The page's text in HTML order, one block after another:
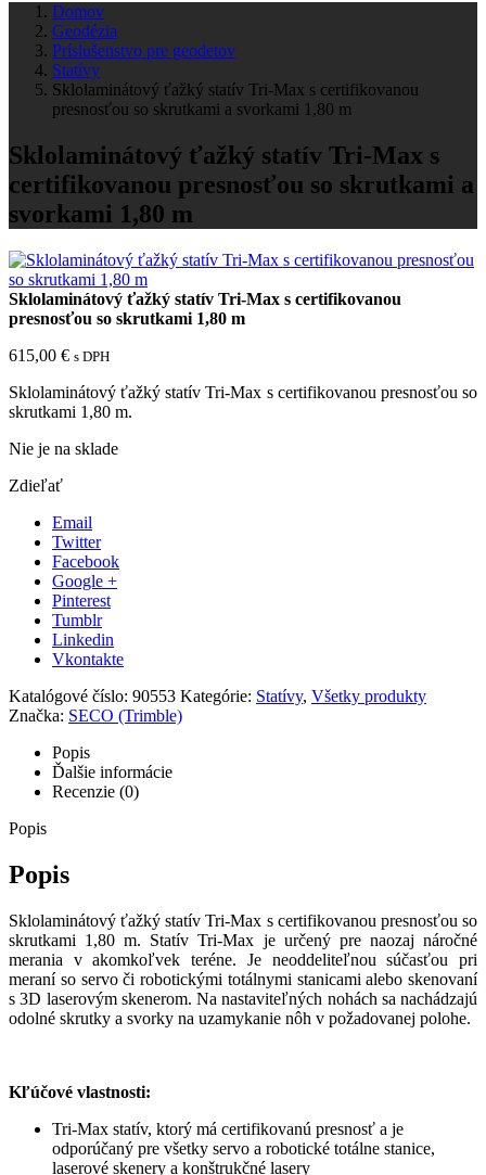
Domov
Geodézia
Príslušenstvo pre geodetov
Statívy
Sklolaminátový ťažký statív Tri-Max s certifikovanou
presnosťou so skrutkami a svorkami 1,80 m
Sklolaminátový ťažký statív Tri-Max s
certifikovanou presnosťou so skrutkami a
svorkami 1,80 m
Sklolaminátový ťažký statív Tri-Max s certifikovanou
presnosťou so skrutkami 1,80 m
615,00 € s DPH
Sklolaminátový ťažký statív Tri-Max s certifikovanou presnosťou so
skrutkami 1,80 m.
Nie je na sklade
Zdieľať
Email
Twitter
Facebook
Google +
Pinterest
Tumblr
Linkedin
Vkontakte
Katalógové číslo: 90553 Kategórie: Statívy, Všetky produkty
Značka: SECO (Trimble)
Popis
Ďalšie informácie
Recenzie (0)
Popis
Popis
Sklolaminátový ťažký statív Tri-Max s certifikovanou presnosťou so
skrutkami 1,80 m. Statív Tri-Max je určený pre naozaj náročné
merania v akomkoľvek teréne. Je neoddeliteľnou súčasťou pri
meraní so servo či robotickými totálnymi stanicami alebo skenovaní
s 3D laserovým skenerom. Na nastaviteľných nohách sa nachádzajú
odolné skrutky a svorky na uzamykanie nôh v požadovanej polohe.
Kľúčové vlastnosti:
Tri-Max statív, ktorý má certifikovanú presnosť a je
odporúčaný pre všetky servo a robotické totálne stanice,
laserové skenery a konštrukčné lasery